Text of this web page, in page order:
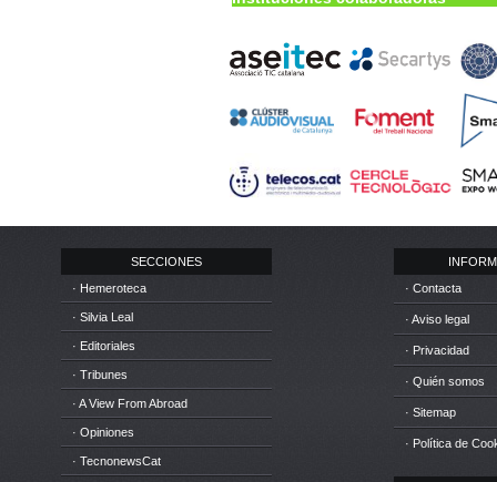
SECCIONES
· Hemeroteca
· Silvia Leal
· Editoriales
· Tribunes
· A View From Abroad
· Opiniones
· TecnonewsCat
· Contacta
· Aviso legal
· Privacidad
· Quién somos
· Sitemap
· Política de